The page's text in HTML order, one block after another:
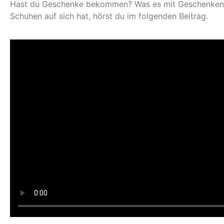
Hast du Geschenke bekommen? Was es mit
Schuhen auf sich hat, hörst du im folgenden Beitrag.